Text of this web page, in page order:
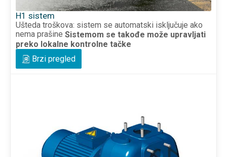
H1 sistem
Ušteda troškova: sistem se automatski isključuje ako
nema prašine Sistemom se takođe može upravljati
preko lokalne kontrolne tačke
Brzi pregled